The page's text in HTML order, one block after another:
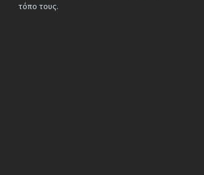
τόπο τους.